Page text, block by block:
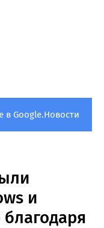
в Google.Новости
и